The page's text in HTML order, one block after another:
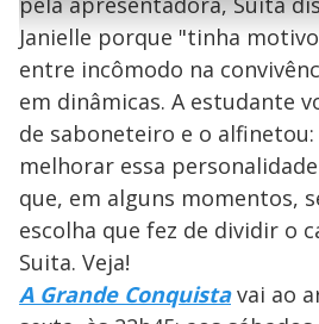
a
y
V
i
g
n
d
s
e
u
n
o
s
M
d
o
Janielle porque "tinha
entre incômodo na
em dinâmicas. A estudante
de saboneteiro e o
melhorar essa
que, em alguns momentos,
escolha que fez de dividir o
Suita. Veja!
A Grande Conquistavai ao